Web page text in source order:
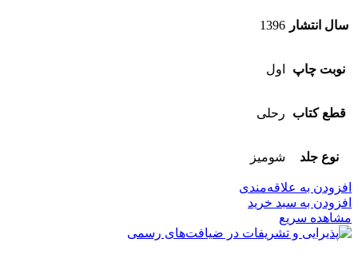
سال انتشار 1396
نوبت چاپ اول
قطع کتاب رحلی
نوع جلد شومیز
افزودن به علاقه‌مندی
افزودن به سبد خرید
مشاهده سریع